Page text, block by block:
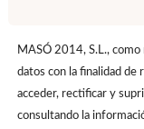
MASÓ 2014, S.L.,
datos con la finalidad de
acceder, rectificar y
consultando la